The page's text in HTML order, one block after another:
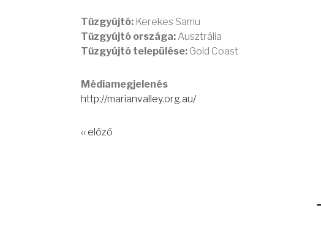
Tűzgyújtó: Kerekes Samu
Tűzgyújtó országa: Ausztrália
Tűzgyújtó települése: Gold Coast
Médiamegjelenés
http://marianvalley.org.au/
‹‹ előző